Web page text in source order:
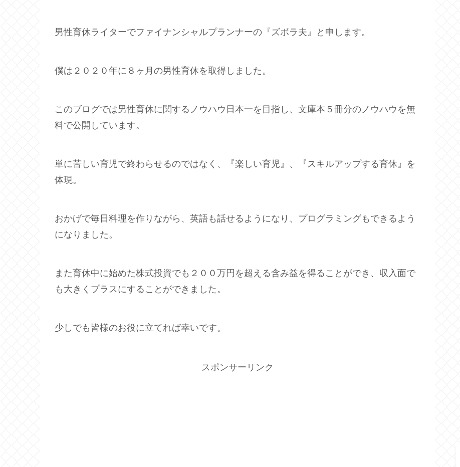
男性育休ライターでファイナンシャルプランナーの『ズボラ夫』と申します。
僕は２０２０年に８ヶ月の男性育休を取得しました。
このブログでは男性育休に関するノウハウ日本一を目指し、文庫本５冊分のノウハウを無
料で公開しています。
単に苦しい育児で終わらせるのではなく、『楽しい育児』、『スキルアップする育休』を
体現。
おかげで毎日料理を作りながら、英語も話せるようになり、プログラミングもできるよう
になりました。
また育休中に始めた株式投資でも２００万円を超える含み益を得ることができ、収入面で
も大きくプラスにすることができました。
少しでも皆様のお役に立てれば幸いです。
スポンサーリンク